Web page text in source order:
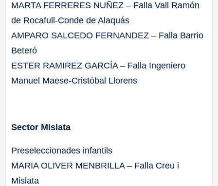
MARTA FERRERES NUÑEZ – Falla Vall Ramón
de Rocafull-Conde de Alaquás
AMPARO SALCEDO FERNANDEZ – Falla Barrio
Beteró
ESTER RAMIREZ GARCÍA – Falla Ingeniero
Manuel Maese-Cristóbal Llorens
Sector Mislata
Preseleccionades infantils
MARIA OLIVER MENBRILLA – Falla Creu i
Mislata